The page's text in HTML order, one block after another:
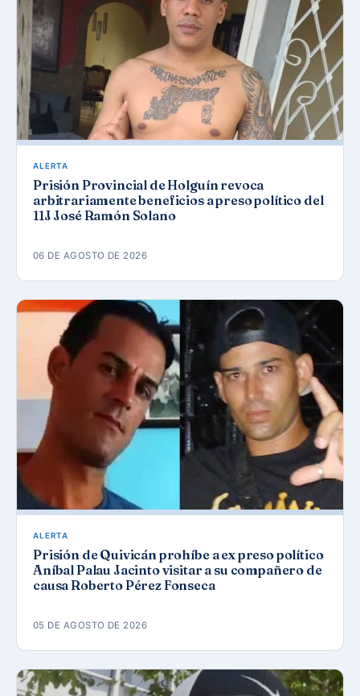
ALERTA
Prisión Provincial de Holguín revoca
arbitrariamente beneficios a preso político del
11J José Ramón Solano
06 DE AGOSTO DE 2026
ALERTA
Prisión de Quivicán prohíbe a ex preso político
Aníbal Palau Jacinto visitar a su compañero de
causa Roberto Pérez Fonseca
05 DE AGOSTO DE 2026